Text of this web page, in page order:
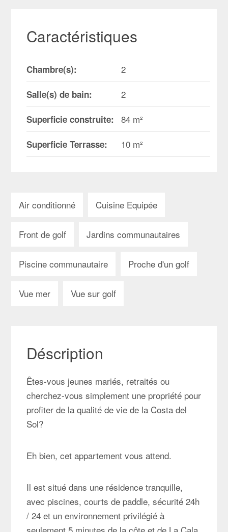
Caractéristiques
Chambre(s): 2
Salle(s) de bain: 2
Superficie construite: 84 m²
Superficie Terrasse: 10 m²
Air conditionné Cuisine Equipée
Front de golf Jardins communautaires
Piscine communautaire Proche d'un golf
Vue mer Vue sur golf
Déscription
Êtes-vous jeunes mariés, retraités ou
cherchez-vous simplement une propriété pour
profiter de la qualité de vie de la Costa del
Sol?
Eh bien, cet appartement vous attend.
Il est situé dans une résidence tranquille,
avec piscines, courts de paddle, sécurité 24h
/ 24 et un environnement privilégié à